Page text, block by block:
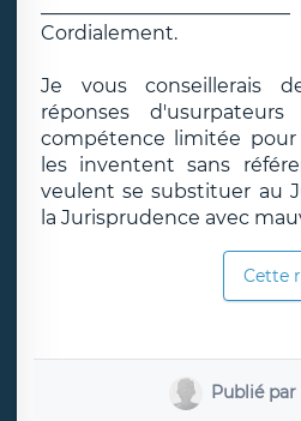
Cordialement.
Je vous conseillerais
réponses
compétence limitée
les inventent sans
veulent se substituer au
la Jurisprudence avec
Cette
Publié par